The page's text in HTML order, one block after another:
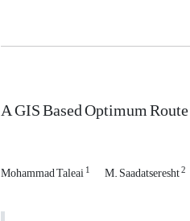
A GIS Based Optimum
Mohammad Taleai1 M. Saadatseresht2